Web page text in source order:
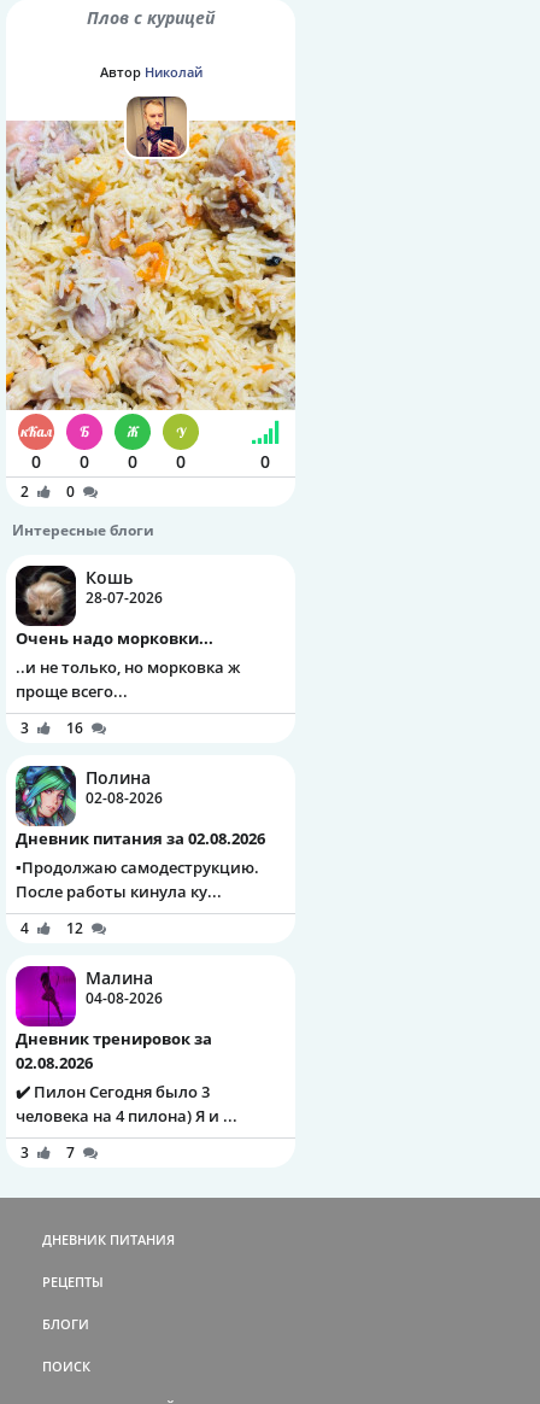
Плов с курицей
Автор Николай
0 0 0 0 0
2
0
Интересные блоги
Кошь
28-07-2026
Очень надо морковки...
..и не только, но морковка ж
проще всего...
3 16
Полина
02-08-2026
Дневник питания за 02.08.2026
▪️Продолжаю самодеструкцию.
После работы кинула ку...
4 12
Малина
04-08-2026
Дневник тренировок за
02.08.2026
✔️ Пилон Сегодня было 3
человека на 4 пилона) Я и ...
3 7
ДНЕВНИК ПИТАНИЯ
РЕЦЕПТЫ
БЛОГИ
ПОИСК